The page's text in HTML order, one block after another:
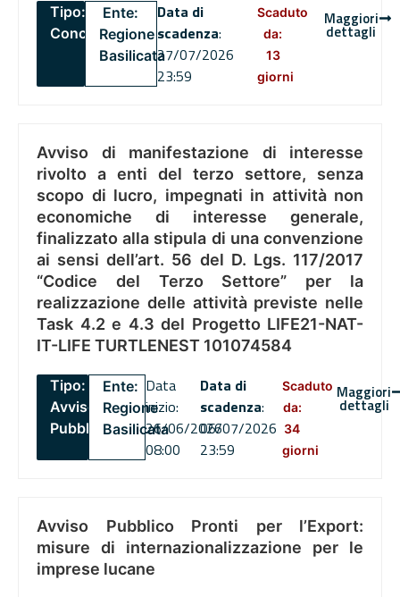
Tipo:
Concorsi
Ente:
Regione
Basilicata
Data di
scadenza:
27/07/2026
23:59
Scaduto
da:
13
giorni
Maggiori
dettagli
Avviso di manifestazione di interesse
rivolto a enti del terzo settore, senza
scopo di lucro, impegnati in attività non
economiche di interesse generale,
finalizzato alla stipula di una convenzione
ai sensi dell’art. 56 del D. Lgs. 117/2017
“Codice del Terzo Settore” per la
realizzazione delle attività previste nelle
Task 4.2 e 4.3 del Progetto LIFE21-NAT-
IT-LIFE TURTLENEST 101074584
Tipo:
Avviso
Pubblico
Ente:
Regione
Basilicata
Data
inizio:
26/06/2026
08:00
Data di
scadenza:
06/07/2026
23:59
Scaduto
da:
34
giorni
Maggiori
dettagli
Avviso Pubblico Pronti per l’Export:
misure di internazionalizzazione per le
imprese lucane